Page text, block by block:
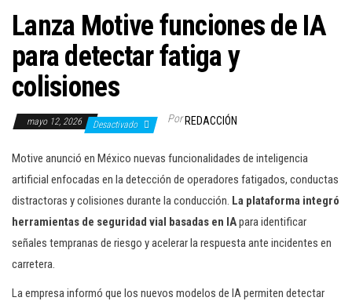
Lanza Motive funciones de IA
para detectar fatiga y
colisiones
mayo 12, 2026 Desactivado Por REDACCIÓN
Motive anunció en México nuevas funcionalidades de inteligencia
artificial enfocadas en la detección de operadores fatigados, conductas
distractoras y colisiones durante la conducción. La plataforma integró
herramientas de seguridad vial basadas en IApara identificar
señales tempranas de riesgo y acelerar la respuesta ante incidentes en
carretera.
La empresa informó que los nuevos modelos de IA permiten detectar